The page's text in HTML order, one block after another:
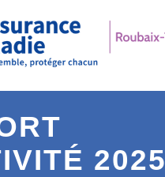
secondaire
2025